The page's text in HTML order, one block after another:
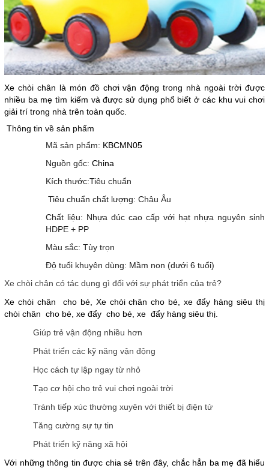
Xe chòi chân là món đồ chơi vận động trong nhà ngoài trời được
nhiều ba mẹ tìm kiếm và được sử dụng phổ biết ở các khu vui chơi
giải trí trong nhà trên toàn quốc.
Thông tin về sản phẩm
Mã sản phẩm: KBCMN05
Nguồn gốc: China
Kích thước:Tiêu chuẩn
Tiêu chuẩn chất lượng: Châu Âu
Chất liệu: Nhựa đúc cao cấp với hạt nhựa nguyên sinh
HDPE + PP
Màu sắc: Tùy trọn
Độ tuổi khuyên dùng: Mầm non (dưới 6 tuổi)
Xe chòi chân có tác dụng gì đối với sự phát triển của trẻ?
Xe chòi chân cho bé, Xe chòi chân cho bé, xe đẩy hàng siêu thị
chòi chân cho bé, xe đẩy cho bé, xe đẩy hàng siêu thị.
Giúp trẻ vận động nhiều hơn
Phát triển các kỹ năng vận động
Học cách tự lập ngay từ nhỏ
Tạo cơ hội cho trẻ vui chơi ngoài trời
Tránh tiếp xúc thường xuyên với thiết bị điện tử
Tăng cường sự tự tin
Phát triển kỹ năng xã hội
Với những thông tin được chia sẻ trên đây, chắc hẳn ba mẹ đã hiểu